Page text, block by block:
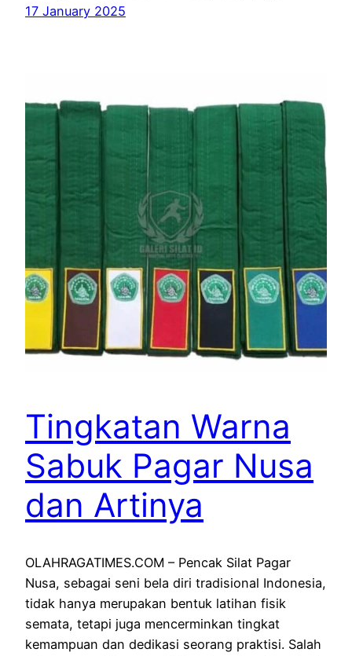
17 January 2025
Tingkatan Warna
Sabuk Pagar Nusa
dan Artinya
OLAHRAGATIMES.COM – Pencak Silat Pagar
Nusa, sebagai seni bela diri tradisional Indonesia,
tidak hanya merupakan bentuk latihan fisik
semata, tetapi juga mencerminkan tingkat
kemampuan dan dedikasi seorang praktisi. Salah